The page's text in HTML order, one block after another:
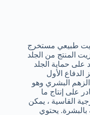
زيت طبيعي مستخرج
المنتج من الجلد
على حماية الجلد
الأول
البشري وهو
على إنتاج ما
القاسية ، يمكن
بالبشرة. يحتوي